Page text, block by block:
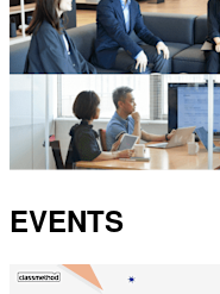
EVENTS